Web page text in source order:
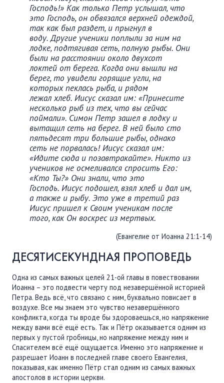
Господь!» Как только Петр услышал, что
это Господь, он обвязался верхней одеждой,
так как был раздет, и прыгнул в
воду. Другие ученики поплыли за ним на
лодке, подтягивая сеть, полную рыбы. Они
были на расстоянии около двухсот
локтей от берега. Когда они вышли на
берег, то увидели горящие угли, на
которых пеклась рыба, и рядом
лежал хлеб. Иисус сказал им: «Принесите
несколько рыб из тех, что вы сейчас
поймали». Симон Петр зашел в лодку и
вытащил сеть на берег. В ней было сто
пятьдесят три большие рыбы, однако
сеть не порвалась! Иисус сказал им:
«Идите сюда и позавтракайте». Никто из
учеников не осмеливался спросить Его:
«Кто Ты?» Они знали, что это
Господь. Иисус подошел, взял хлеб и дал им,
а также и рыбу. Это уже в третий раз
Иисус пришел к Своим ученикам после
того, как Он воскрес из мертвых.
(Евангелие от Иоанна 21:1-14)
ДЕСЯТИСЕКУНДНАЯ ПРОПОВЕДЬ
Одна из самых важных целей 21-ой главы в повествовании
Иоанна – это подвести черту под незавершённой историей
Петра. Ведь всё, что связано с ним, буквально повисает в
воздухе. Все мы знаем это чувство незавершённого
конфликта, когда ты вроде бы здороваешься, но напряжение
между вами всё ещё есть. Так и Пётр оказывается одним из
первых у пустой гробницы, но напряжение между ним и
Спасителем всё ещё ощущается. Именно это напряжение и
разрешает Иоанн в последней главе своего Евангелия,
показывая, как именно Пётр стал одним из самых важных
апостолов в истории церкви.